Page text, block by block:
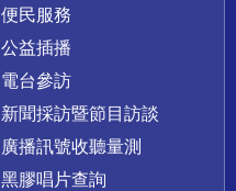
便民服務
公益插播
電台參訪
新聞採訪暨節目訪談
廣播訊號收聽量測
黑膠唱片查詢